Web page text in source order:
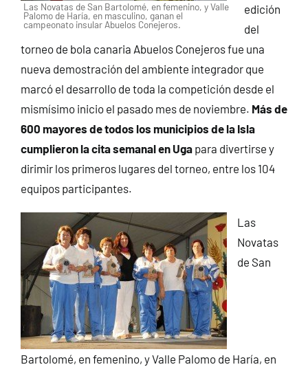
Las Novatas de San Bartolomé, en femenino, y Valle
Palomo de Haría, en masculino, ganan el
campeonato insular Abuelos Conejeros.
edición
del
torneo de bola canaria Abuelos Conejeros fue una
nueva demostración del ambiente integrador que
marcó el desarrollo de toda la competición desde el
mismísimo inicio el pasado mes de noviembre. Más de
600 mayores de todos los municipios de la Isla
cumplieron la cita semanal en Ugapara divertirse y
dirimir los primeros lugares del torneo, entre los 104
equipos participantes.
Las
Novatas
de San
Bartolomé, en femenino, y Valle Palomo de Haría, en